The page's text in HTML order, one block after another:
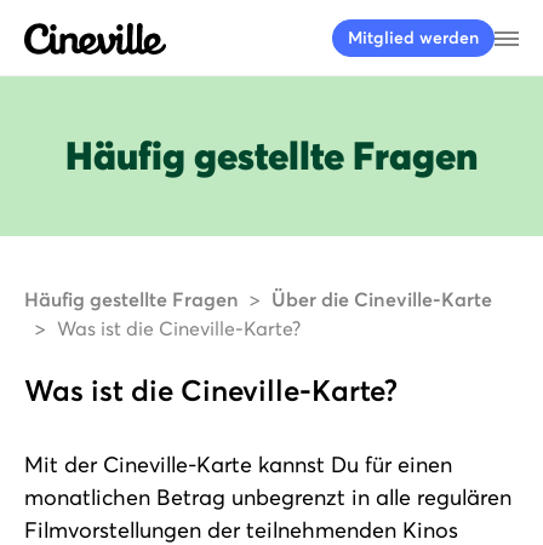
Cineville Logo
Mitglied werden
Häufig gestellte Fragen
Häufig gestellte Fragen
Über die Cineville-Karte
Was ist die Cineville-Karte?
Was ist die Cineville-Karte?
Mit der Cineville-Karte kannst Du für einen
monatlichen Betrag unbegrenzt in alle regulären
Filmvorstellungen der teilnehmenden Kinos